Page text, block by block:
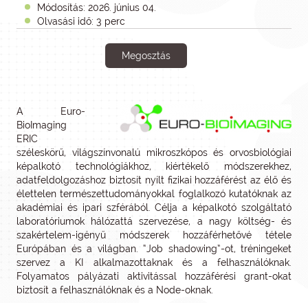
Módosítás: 2026. június 04.
Olvasási idő: 3 perc
Megosztás
A Euro-
BioImaging
ERIC
széleskörű, világszínvonalú mikroszkópos és orvosbiológiai
képalkotó technológiákhoz, kiértékelő módszerekhez,
adatfeldolgozáshoz biztosít nyílt fizikai hozzáférést az élő és
élettelen természettudományokkal foglalkozó kutatóknak az
akadémiai és ipari szférából. Célja a képalkotó szolgáltató
laboratóriumok hálózattá szervezése, a nagy költség- és
szakértelem-igényű módszerek hozzáférhetővé tétele
Európában és a világban. “Job shadowing”-ot, tréningeket
szervez a KI alkalmazottaknak és a felhasználóknak.
Folyamatos pályázati aktivitással hozzáférési grant-okat
biztosít a felhasználóknak és a Node-oknak.